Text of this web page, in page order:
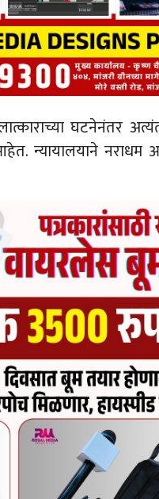
घटनेनंतर
न्यायालयाने नराधम